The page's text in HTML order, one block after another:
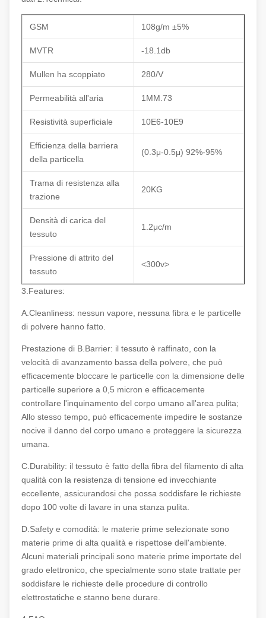
GSM 108g/m ±5%
MVTR -18.1db
Mullen ha scoppiato 280/V
Permeabilità all'aria 1MM.73
Resistività superficiale 10E6-10E9
Efficienza della barriera
della particella
(0.3μ-0.5μ) 92%-95%
Trama di resistenza alla
trazione
20KG
Densità di carica del
tessuto
1.2μc/m
Pressione di attrito del
tessuto
<300v>
3.Features:
A.Cleanliness: nessun vapore, nessuna fibra e le particelle
di polvere hanno fatto.
Prestazione di B.Barrier: il tessuto è raffinato, con la
velocità di avanzamento bassa della polvere, che può
efficacemente bloccare le particelle con la dimensione delle
particelle superiore a 0,5 micron e efficacemente
controllare l'inquinamento del corpo umano all'area pulita;
Allo stesso tempo, può efficacemente impedire le sostanze
nocive il danno del corpo umano e proteggere la sicurezza
umana.
C.Durability: il tessuto è fatto della fibra del filamento di alta
qualità con la resistenza di tensione ed invecchiante
eccellente, assicurandosi che possa soddisfare le richieste
dopo 100 volte di lavare in una stanza pulita.
D.Safety e comodità: le materie prime selezionate sono
materie prime di alta qualità e rispettose dell'ambiente.
Alcuni materiali principali sono materie prime importate del
grado elettronico, che specialmente sono state trattate per
soddisfare le richieste delle procedure di controllo
elettrostatiche e stanno bene durare.